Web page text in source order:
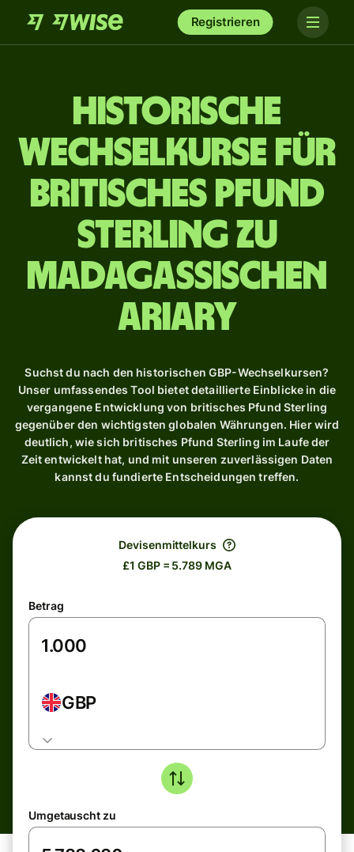
Registrieren
Historische
Wechselkurse für
britisches Pfund
Sterling zu
madagassischen
Ariary
Suchst du nach den historischen GBP-Wechselkursen?
Unser umfassendes Tool bietet detaillierte Einblicke in die
vergangene Entwicklung von britisches Pfund Sterling
gegenüber den wichtigsten globalen Währungen. Hier wird
deutlich, wie sich britisches Pfund Sterling im Laufe der
Zeit entwickelt hat, und mit unseren zuverlässigen Daten
kannst du fundierte Entscheidungen treffen.
Devisenmittelkurs
£1 GBP = 5.789 MGA
Betrag
GBP
Umgetauscht zu